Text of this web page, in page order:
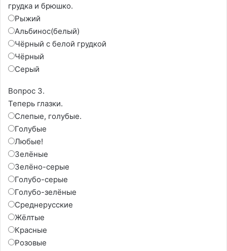
грудка и брюшко.
Рыжий
Альбинос(белый)
Чёрный с белой грудкой
Чёрный
Серый
Вопрос 3.
Теперь глазки.
Слепые, голубые.
Голубые
Любые!
Зелёные
Зелёно-серые
Голубо-серые
Голубо-зелёные
Среднерусские
Жёлтые
Красные
Розовые